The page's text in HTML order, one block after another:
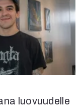
luovuudelle